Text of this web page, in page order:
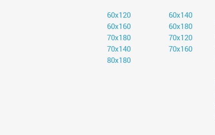
60х120
60х140
60х160
60х180
70х180
70х120
70х140
70х160
80х180